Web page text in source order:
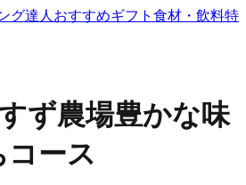
グ達人おすすめギフト 食材・飲料特
ず農場豊かな味
ース